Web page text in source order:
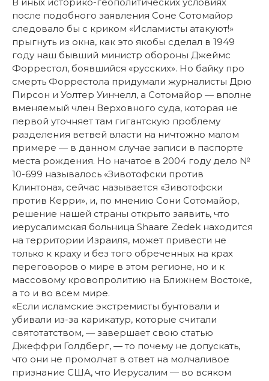
после подобного заявления Соне Сотомайор
следовало бы с криком «Исламисты атакуют!»
прыгнуть из окна, как это якобы сделал в 1949
году наш бывший министр обороны Джеймс
Форрестол, боявшийся «русских». Но байку про
смерть Форрестола придумали журналисты Дрю
Пирсон и Уолтер Уинчелл, а Сотомайор — вполне
вменяемый член Верховного суда, которая не
первой уточняет там гигантскую проблему
разделения ветвей власти на ничтожно малом
примере — в данном случае записи в паспорте
места рождения. Но начатое в 2004 году дело №
10-699 называлось «Зивотофски против
Клинтона», сейчас называется «Зивотофски
против Керри», и, по мнению Сони Сотомайор,
решение нашей страны открыто заявить, что
иерусалимская больница Shaare Zedek находится
на территории Израиля, может привести не
только к краху и без того обреченных на крах
переговоров о мире в этом регионе, но и к
массовому кровопролитию на Ближнем Востоке,
а то и во всем мире.
«Если исламские экстремисты бунтовали и
убивали из-за карикатур, которые считали
святотатством, — завершает свою статью
Джеффри Голдберг, — то почему не допускать,
что они не промолчат в ответ на молчаливое
признание США, что Иерусалим — во всяком